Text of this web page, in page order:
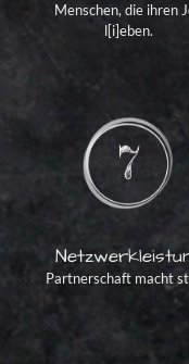
Menschen, die ihren
l[i]eben.
Partnerschaft macht